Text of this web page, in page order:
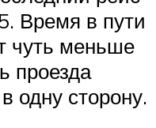
Время в пути
чуть меньше
проезда
одну сторону.